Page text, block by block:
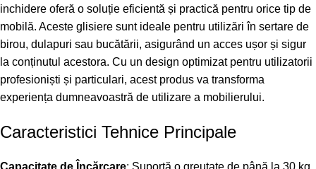
inchidere oferă o soluție eficientă și practică pentru orice tip de
mobilă. Aceste glisiere sunt ideale pentru utilizări în sertare de
birou, dulapuri sau bucătării, asigurând un acces ușor și sigur
la conținutul acestora. Cu un design optimizat pentru utilizatorii
profesioniști și particulari, acest produs va transforma
experiența dumneavoastră de utilizare a mobilierului.
Caracteristici Tehnice Principale
Capacitate de Încărcare: Suportă o greutate de până la 30 kg,